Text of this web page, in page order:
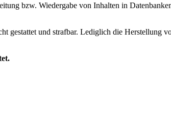
bzw. Wiedergabe von Inhalten in
gestattet und strafbar. Lediglich die Herstellung